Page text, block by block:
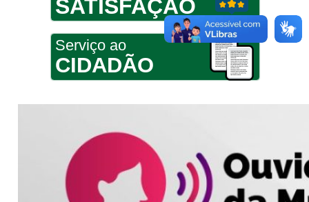
SATISFAÇÃO
Serviço ao
CIDADÃO